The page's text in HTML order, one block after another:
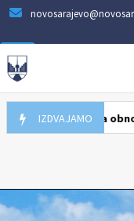
IZDVAJAMO
Počela obnova